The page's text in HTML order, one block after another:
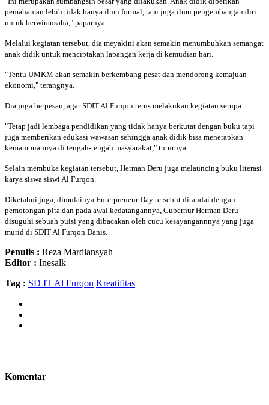
pemahaman lebih tidak hanya ilmu formal, tapi juga ilmu pengembangan diri
untuk berwirausaha," paparnya.
Melalui kegiatan tersebut, dia meyakini akan semakin menumbuhkan semangat
anak didik untuk menciptakan lapangan kerja di kemudian hari.
"Tentu UMKM akan semakin berkembang pesat dan mendorong kemajuan
ekonomi," terangnya.
Dia juga berpesan, agar SDIT Al Furqon terus melakukan kegiatan serupa.
"Tetap jadi lembaga pendidikan yang tidak hanya berkutat dengan buku tapi
juga memberikan edukasi wawasan sehingga anak didik bisa menerapkan
kemampuannya di tengah-tengah masyarakat," tuturnya.
Selain membuka kegiatan tersebut, Herman Deru juga melauncing buku literasi
karya siswa siswi Al Furqon.
Diketahui juga, dimulainya Enterpreneur Day tersebut ditandai dengan
pemotongan pita dan pada awal kedatangannya, Gubernur Herman Deru
disuguhi sebuah puisi yang dibacakan oleh cucu kesayangannnya yang juga
murid di SDIT Al Furqon Danis.
Penulis : Reza Mardiansyah
Editor : Inesalk
Tag : SD IT Al Furqon Kreatifitas
Komentar